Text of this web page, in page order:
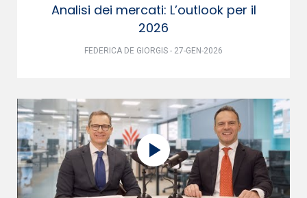
Analisi dei mercati: L’outlook per il
2026
FEDERICA DE GIORGIS - 27-GEN-2026